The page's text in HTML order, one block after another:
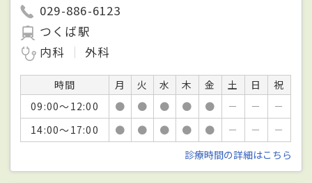
029-886-6123
つくば駅
内科
外科
時間 月 火 水 木 金 土 日
祝
09:00～12:00
● ● ● ● ● － －
－
14:00～17:00
● ● ● ● ● － －
－
診療時間の詳細はこちら